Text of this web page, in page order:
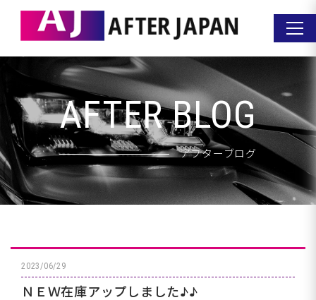
AFTER BLOG
アフターブログ
2023/06/29
ＮＥＷ在庫アップしました♪♪